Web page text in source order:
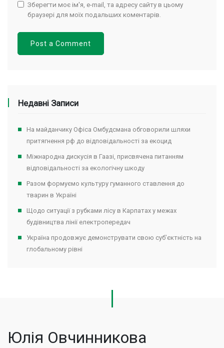
Зберегти моє ім'я, e-mail, та адресу сайту в цьому
браузері для моїх подальших коментарів.
Недавні Записи
На майданчику Офіса Омбудсмана обговорили шляхи
притягнення рф до відповідальності за екоцид
Міжнародна дискусія в Гаазі, присвячена питанням
відповідальності за екологічну шкоду
Разом формуємо культуру гуманного ставлення до
тварин в Україні
Щодо ситуації з рубками лісу в Карпатах у межах
будівництва лінії електропередач
Україна продовжує демонструвати свою суб’єктність на
глобальному рівні
Юлія Овчинникова